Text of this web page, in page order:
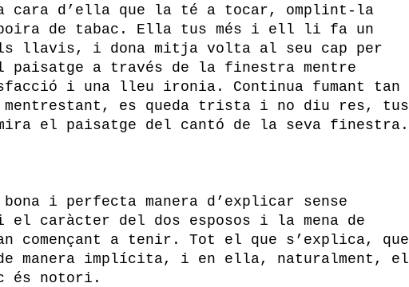
cara d’ella que la té a tocar, omplint-la
boira de tabac. Ella tus més i ell li fa un
llavis, i dona mitja volta al seu cap per
paisatge a través de la finestra mentre
i una lleu ironia. Continua fumant tan
es queda trista i no diu res, tus
el paisatge del cantó de la seva finestra.
bona i perfecta manera d’explicar sense
caràcter del dos esposos i la mena de
començant a tenir. Tot el que s’explica, que
manera implícita, i en ella, naturalment, el
és notori.